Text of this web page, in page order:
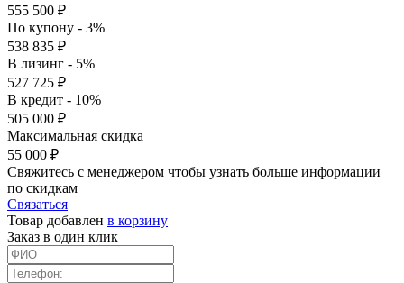
555 500 ₽
По купону - 3%
538 835 ₽
В лизинг - 5%
527 725 ₽
В кредит - 10%
505 000 ₽
Максимальная скидка
55 000 ₽
Свяжитесь с менеджером чтобы узнать больше информации
по скидкам
Связаться
Товар добавлен в корзину
Заказ в один клик